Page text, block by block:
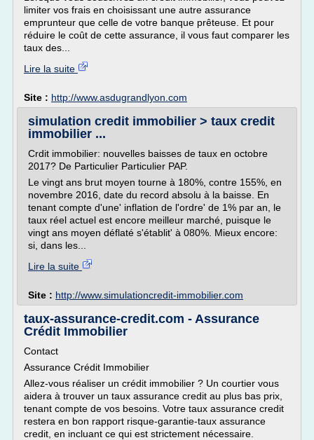
limiter vos frais en choisissant une autre assurance
emprunteur que celle de votre banque prêteuse. Et pour
réduire le coût de cette assurance, il vous faut comparer les
taux des...
Lire la suite
Site : http://www.asdugrandlyon.com
simulation credit immobilier > taux credit
immobilier ...
Crdit immobilier: nouvelles baisses de taux en octobre
2017? De Particulier Particulier PAP.
Le vingt ans brut moyen tourne à 180%, contre 155%, en
novembre 2016, date du record absolu à la baisse. En
tenant compte d'une' inflation de l'ordre' de 1% par an, le
taux réel actuel est encore meilleur marché, puisque le
vingt ans moyen déflaté s'établit' à 080%. Mieux encore:
si, dans les...
Lire la suite
Site : http://www.simulationcredit-immobilier.com
taux-assurance-credit.com - Assurance
Crédit Immobilier
Contact
Assurance Crédit Immobilier
Allez-vous réaliser un crédit immobilier ? Un courtier vous
aidera à trouver un taux assurance credit au plus bas prix,
tenant compte de vos besoins. Votre taux assurance credit
restera en bon rapport risque-garantie-taux assurance
credit, en incluant ce qui est strictement nécessaire.